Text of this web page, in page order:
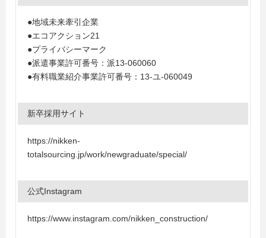
●地域未来牽引企業
●エコアクション21
●プライバシーマーク
●派遣事業許可番号：派13-060060
●有料職業紹介事業許可番号：13-ユ-060049
新卒採用サイト
https://nikken-
totalsourcing.jp/work/newgraduate/special/
公式Instagram
https://www.instagram.com/nikken_construction/